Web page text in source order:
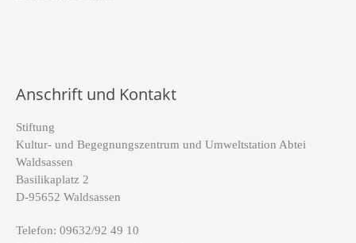
Anschrift und Kontakt
Stiftung
Kultur- und Begegnungszentrum und Umweltstation Abtei
Waldsassen
Basilikaplatz 2
D-95652 Waldsassen
Telefon: 09632/92 49 10